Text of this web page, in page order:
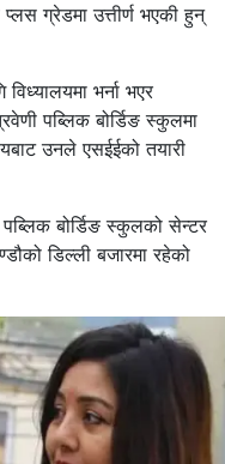
ग्रेडमा उत्तीर्ण भएकी हुन्
भर्ना भएर
पब्लिक बोर्डिङ स्कुलमा
उनले एसईईको तयारी
बोर्डिङ स्कुलको सेन्टर
डिल्ली बजारमा रहेको